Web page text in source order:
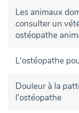
Les animaux
consulter un
ostéopathe
L'ostéopathe
Douleur à la
l'ostéopathe